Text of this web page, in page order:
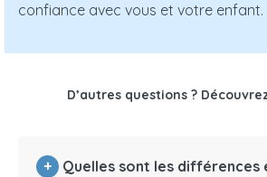
confiance avec vous et votre enfant.
D’autres questions ?
+
Quelles sont les différences